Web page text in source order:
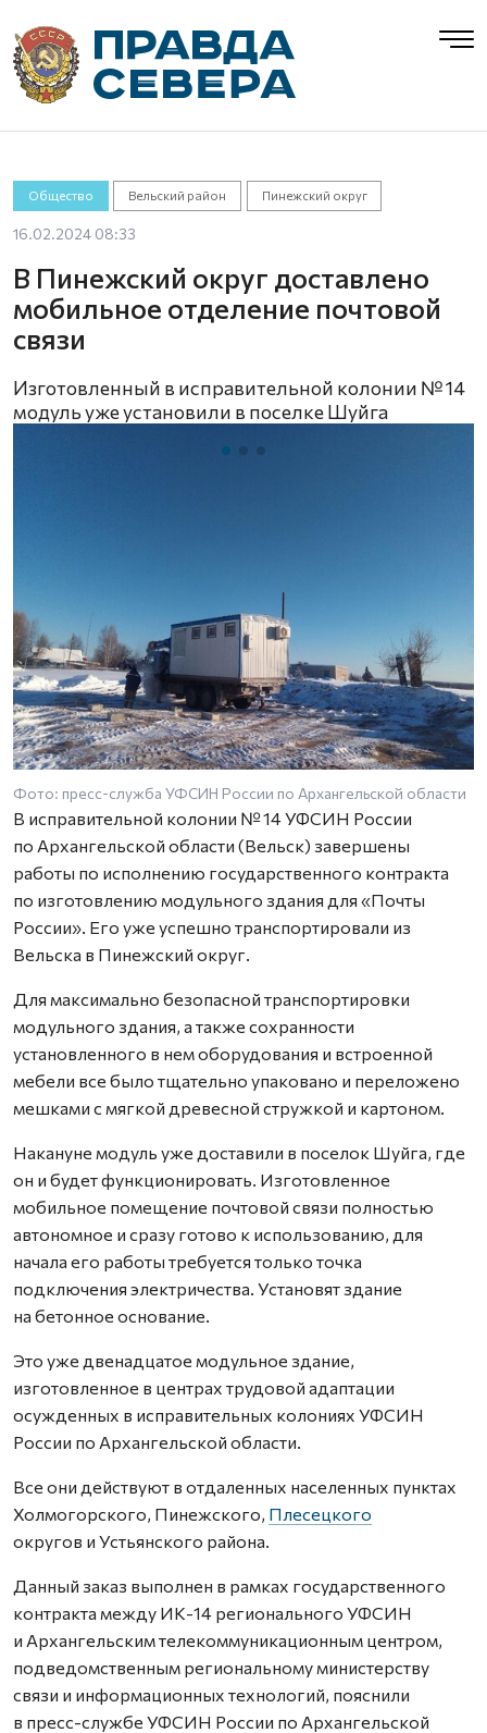
Общество Вельский район Пинежский округ
16.02.2024 08:33
В Пинежский округ доставлено
мобильное отделение почтовой
связи
Изготовленный в исправительной колонии № 14
модуль уже установили в поселке Шуйга
Фото: пресс-служба УФСИН России по Архангельской области
В исправительной колонии № 14 УФСИН России
по Архангельской области (Вельск) завершены
работы по исполнению государственного контракта
по изготовлению модульного здания для «Почты
России». Его уже успешно транспортировали из
Вельска в Пинежский округ.
Для максимально безопасной транспортировки
модульного здания, а также сохранности
установленного в нем оборудования и встроенной
мебели все было тщательно упаковано и переложено
мешками с мягкой древесной стружкой и картоном.
Накануне модуль уже доставили в поселок Шуйга, где
он и будет функционировать. Изготовленное
мобильное помещение почтовой связи полностью
автономное и сразу готово к использованию, для
начала его работы требуется только точка
подключения электричества. Установят здание
на бетонное основание.
Это уже двенадцатое модульное здание,
изготовленное в центрах трудовой адаптации
осужденных в исправительных колониях УФСИН
России по Архангельской области.
Все они действуют в отдаленных населенных пунктах
Холмогорского, Пинежского, Плесецкого
округов и Устьянского района.
Данный заказ выполнен в рамках государственного
контракта между ИК-14 регионального УФСИН
и Архангельским телекоммуникационным центром,
подведомственным региональному министерству
связи и информационных технологий, пояснили
в пресс-службе УФСИН России по Архангельской